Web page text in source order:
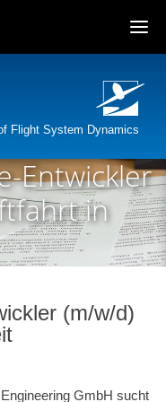
Flight System Dynamics
Entwickler
in
(m/w/d)
GmbH sucht